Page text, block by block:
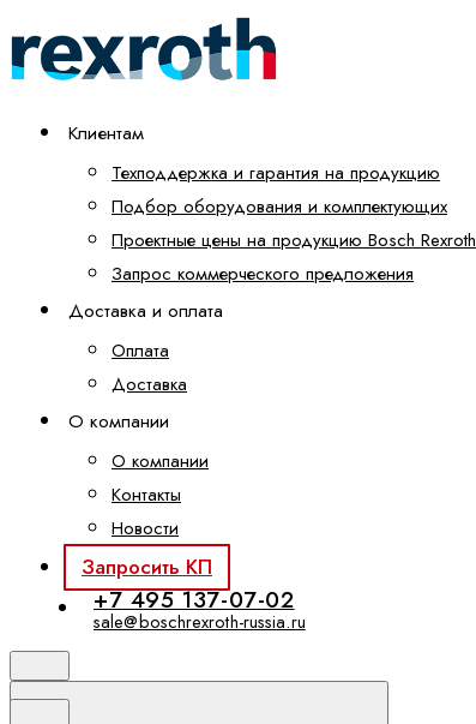
Клиентам
Техподдержка и гарантия на продукцию
Подбор оборудования и комплектующих
Проектные цены на продукцию Bosch Rexroth
Запрос коммерческого предложения
Доставка и оплата
Оплата
Доставка
О компании
О компании
Контакты
Новости
Запросить КП
+7 495 137-07-02
sale@boschrexroth-russia.ru